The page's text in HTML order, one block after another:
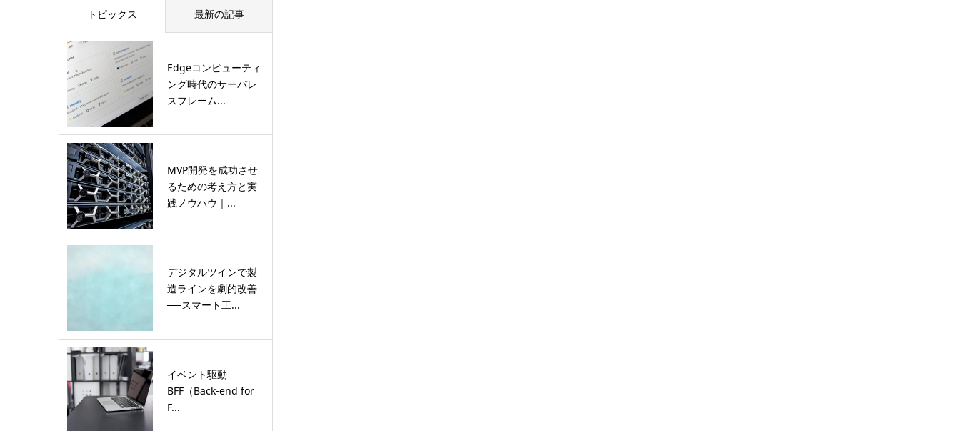
トピックス 最新の記事
Edgeコンピューティ
ング時代のサーバレ
スフレーム...
MVP開発を成功させ
るための考え方と実
践ノウハウ｜...
デジタルツインで製
造ラインを劇的改善
──スマート工...
イベント駆動
BFF（Back-end for
F...